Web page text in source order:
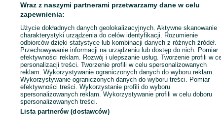
Kup
Wraz z naszymi partnerami przetwarzamy dane w celu
zapewnienia:
Użycie dokładnych danych geolokalizacyjnych. Aktywne skanowanie
charakterystyki urządzenia do celów identyfikacji. Rozumienie
odbiorców dzięki statystyce lub kombinacji danych z różnych źródeł.
Przechowywanie informacji na urządzeniu lub dostęp do nich. Pomiar
efektywności reklam. Rozwój i ulepszanie usług. Tworzenie profili w
personalizacji treści. Tworzenie profili w celu spersonalizowanych
reklam. Wykorzystywanie ograniczonych danych do wyboru reklam.
Wykorzystywanie ograniczonych danych do wyboru treści. Pomiar
efektywności treści. Wykorzystanie profili do wyboru
spersonalizowanych reklam. Wykorzystywanie profili w celu doboru
spersonalizowanych treści.
Lista partnerów (dostawców)